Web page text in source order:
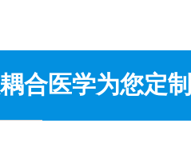
合医学为您定